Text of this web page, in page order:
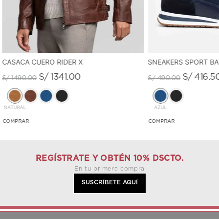
CASACA CUERO RIDER X
S/ 1490.00 S/ 1341.00
NATURAL
SNEAKERS SPORT
S/ 490.00 S/ 416.
AZUL
REGÍSTRATE Y OBTÉN 10% DSCTO.
En tu primera compra
SUSCRÍBETE AQUÍ